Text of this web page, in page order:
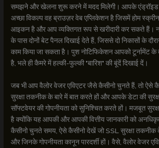
समझने और खेलना शुरू करने में मदद मिलेगी। आपके
अच्छा विकल्प वह ब्राउज़र वेब एप्लिकेशन है जिसमें होम
आइकन है और आप व्यक्तिगत रूप से खरीदारी कर सकते हैं। नए
के पास दोनों बेट पैनल दिखाई देते हैं, जिससे दो निकासों के
काम किया जा सकता है। पुश नोटिफिकेशन आपको टूर्नामेंट के
है, भले ही कैमरे में हल्की-फुल्की "बारिश" की बूंदें दिखाई दें।
जब भी आप वैलोर वेजर एविएटर जैसे कैसीनो चुनते हैं, तो ऐसे
सुरक्षा तकनीक के बारे में बात करते हों और आपके डेटा की
सॉफ्टवेयर की गोपनीयता को सुनिश्चित करते हों। मजबूत
है क्योंकि यह आपकी और आपकी वित्तीय जानकारी को
कैसीनो चुनते समय, ऐसे कैसीनो देखें जो SSL सुरक्षा तकनीक
और जिनके गोपनीयता कानून पारदर्शी हों। वैसे, वैलोर वेजर